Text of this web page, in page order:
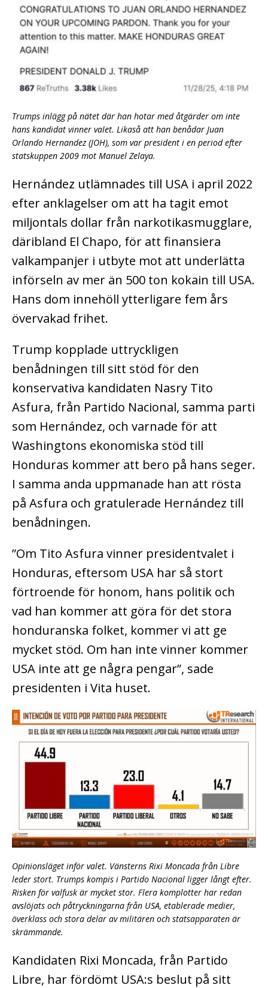
Trumps inlägg på nätet där han hotar med åtgärder om inte
hans kandidat vinner valet. Likaså att han benådar Juan
Orlando Hernandez (JOH), som var president i en period efter
statskuppen 2009 mot Manuel Zelaya.
Hernández utlämnades till USA i april 2022
efter anklagelser om att ha tagit emot
miljontals dollar från narkotikasmugglare,
däribland El Chapo, för att finansiera
valkampanjer i utbyte mot att underlätta
införseln av mer än 500 ton kokain till USA.
Hans dom innehöll ytterligare fem års
övervakad frihet.
Trump kopplade uttryckligen
benådningen till sitt stöd för den
konservativa kandidaten Nasry Tito
Asfura, från Partido Nacional, samma parti
som Hernández, och varnade för att
Washingtons ekonomiska stöd till
Honduras kommer att bero på hans seger.
I samma anda uppmanade han att rösta
på Asfura och gratulerade Hernández till
benådningen.
”Om Tito Asfura vinner presidentvalet i
Honduras, eftersom USA har så stort
förtroende för honom, hans politik och
vad han kommer att göra för det stora
honduranska folket, kommer vi att ge
mycket stöd. Om han inte vinner kommer
USA inte att ge några pengar”, sade
presidenten i Vita huset.
Opinionsläget inför valet. Vänsterns Rixi Moncada från Libre
leder stort. Trumps kompis i Partido Nacional ligger långt efter.
Risken för valfusk är mycket stor. Flera komplotter har redan
avslöjats och påtryckningarna från USA, etablerade medier,
överklass och stora delar av militären och statsapparaten är
skrämmande.
Kandidaten Rixi Moncada, från Partido
Libre, har fördömt USA:s beslut på sitt